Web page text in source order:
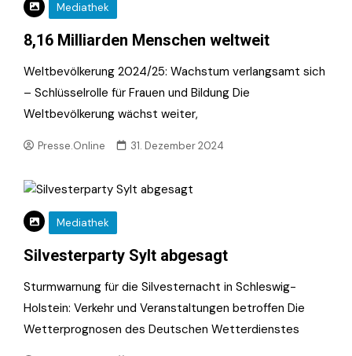
Mediathek
8,16 Milliarden Menschen weltweit
Weltbevölkerung 2024/25: Wachstum verlangsamt sich
– Schlüsselrolle für Frauen und Bildung Die
Weltbevölkerung wächst weiter,
Presse.Online 31. Dezember 2024
Mediathek
Silvesterparty Sylt abgesagt
Sturmwarnung für die Silvesternacht in Schleswig-
Holstein: Verkehr und Veranstaltungen betroffen Die
Wetterprognosen des Deutschen Wetterdienstes